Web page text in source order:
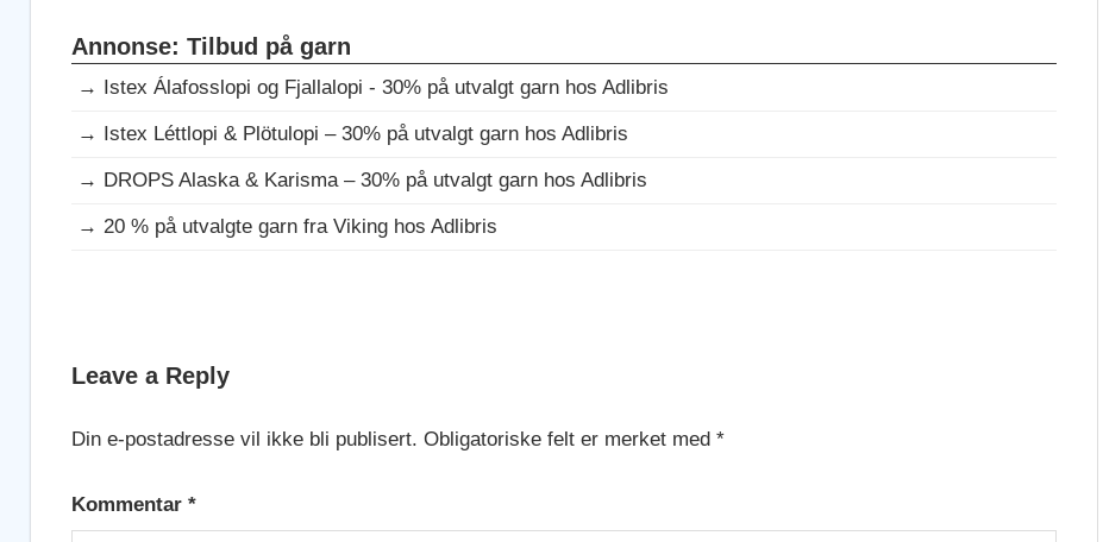
Annonse: Tilbud på garn
→ Istex Álafosslopi og Fjallalopi - 30% på utvalgt garn hos Adlibris
→ Istex Léttlopi & Plötulopi – 30% på utvalgt garn hos Adlibris
→ DROPS Alaska & Karisma – 30% på utvalgt garn hos Adlibris
→ 20 % på utvalgte garn fra Viking hos Adlibris
GRATISOPPSKRIFT
Leave a Reply
Din e-postadresse vil ikke bli publisert. Obligatoriske felt er merket med *
Kommentar *